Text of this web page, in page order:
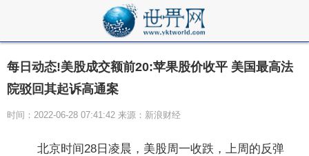
每日动态!美股成交额前20:苹果股价收平 美国最高法
院驳回其起诉高通案
时间：2022-06-28 07:41:42 来源：新浪财经
北京时间28日凌晨，美股周一收跌，上周的反弹